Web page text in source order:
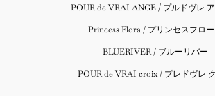
POUR de VRAI ANGE / プルドヴレ
Princess Flora / プリンセスフロー
BLUERIVER / ブルーリバー
POUR de VRAI croix / プレドヴレ